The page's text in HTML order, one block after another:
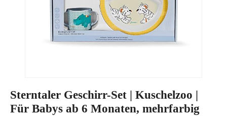
Sterntaler Geschirr-Set | Kuschelzoo |
Für Babys ab 6 Monaten, mehrfarbig